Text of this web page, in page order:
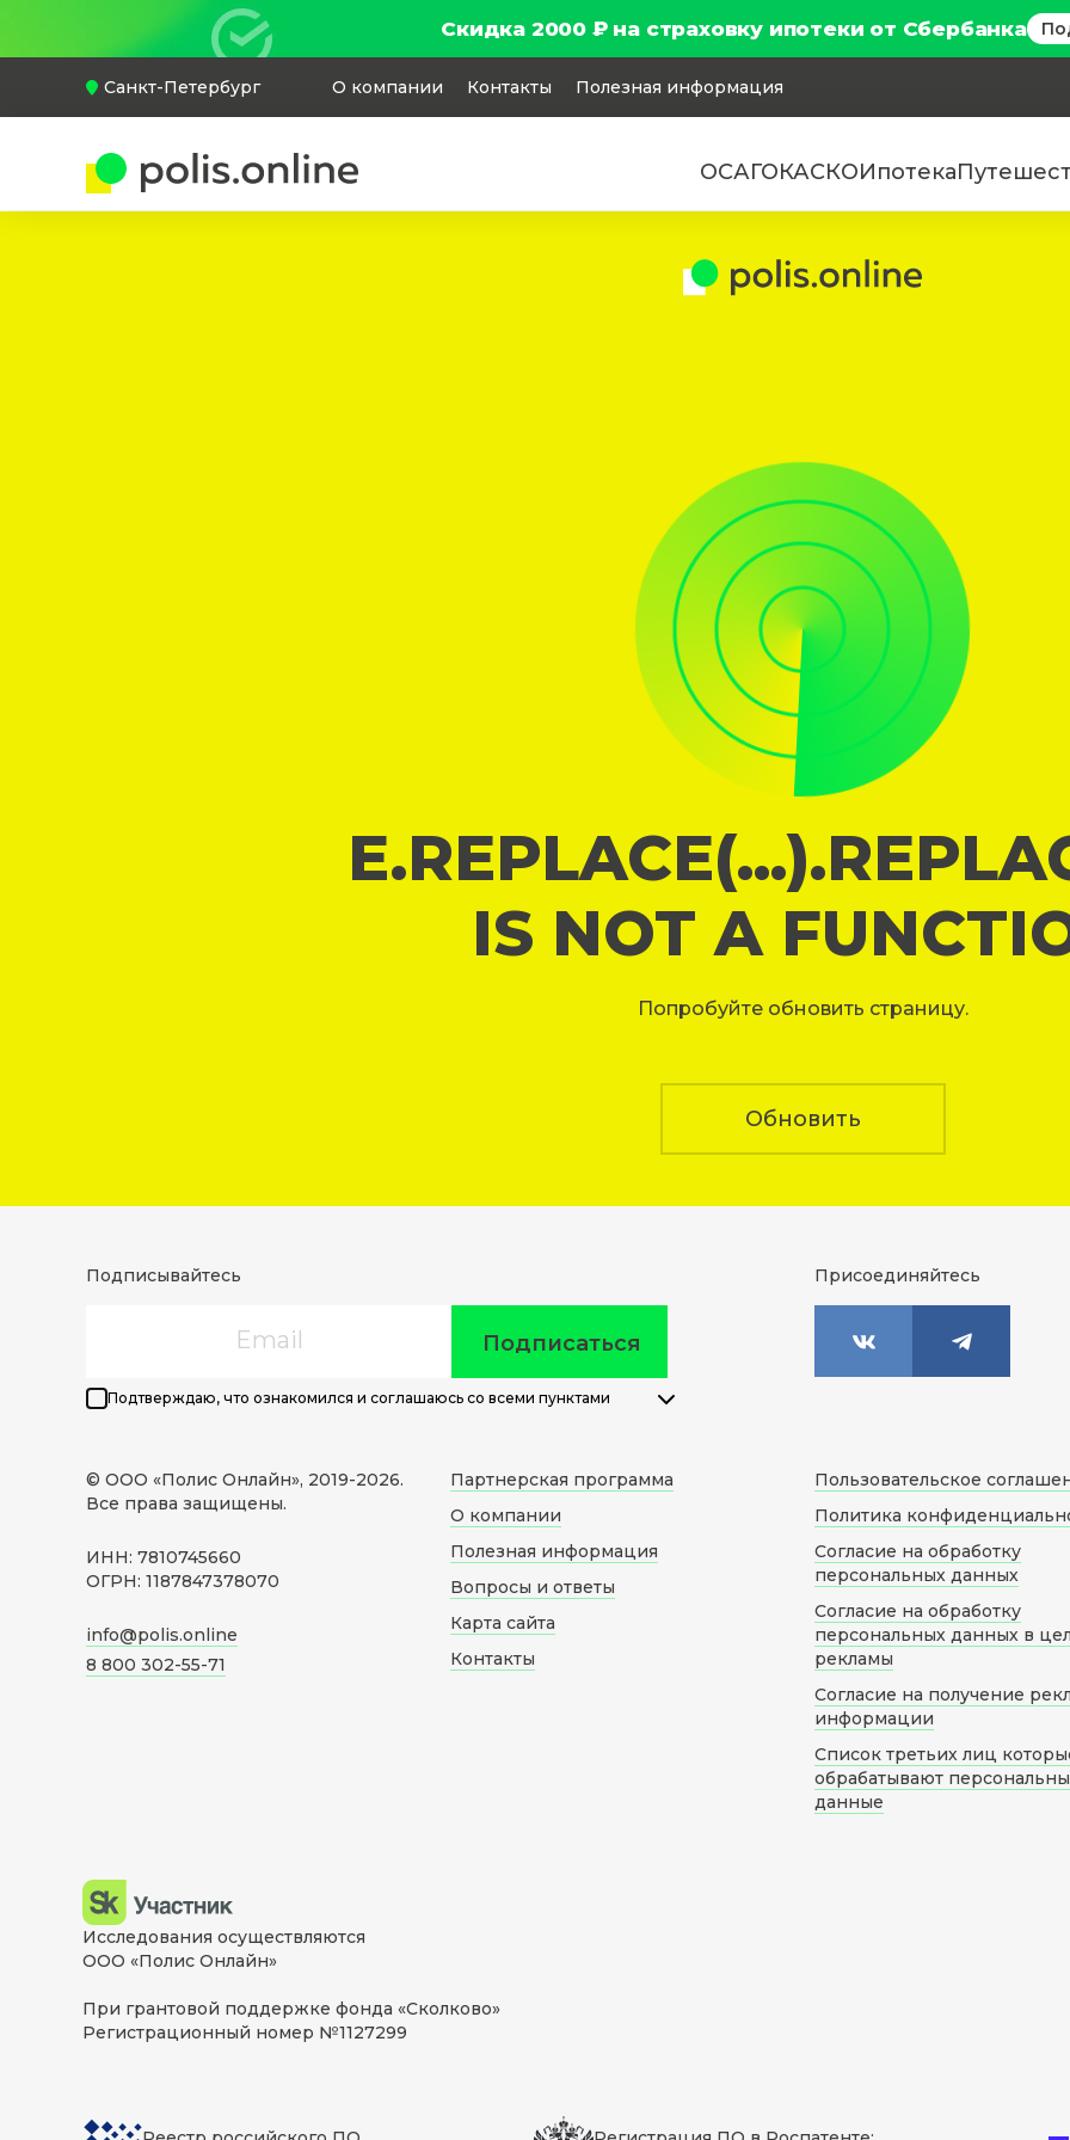
Скидка 2000 ₽ на страховку ипотеки от Сбербанка
Санкт-Петербург О компании Контакты Полезная информация
ОСАГОКАСКОИпотека
IS NOT A
Попробуйте обновить страницу.
Обновить
Подписывайтесь
Подписаться
Подтверждаю, что ознакомился и соглашаюсь со всеми пунктами
Присоединяйтесь
© ООО «Полис Онлайн», 2019-2026.
Все права защищены.
ИНН: 7810745660
ОГРН: 1187847378070
info@polis.online
8 800 302-55-71
Партнерская программа
О компании
Полезная информация
Вопросы и ответы
Карта сайта
Контакты
Пользовательское
Политика
Согласие на обработку
персональных данных
Согласие на обработку
персональных данных в
рекламы
Согласие на получение
информации
Список третьих лиц
обрабатывают
данные
Исследования осуществляются
ООО «Полис Онлайн»
При грантовой поддержке фонда «Сколково»
Регистрационный номер №1127299